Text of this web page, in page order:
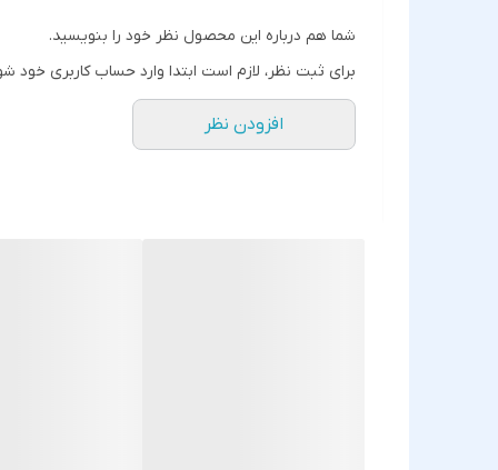
شما هم درباره این محصول نظر خود را بنویسید.
برای ثبت نظر، لازم است ابتدا وارد حساب کاربری خود
افزودن نظر